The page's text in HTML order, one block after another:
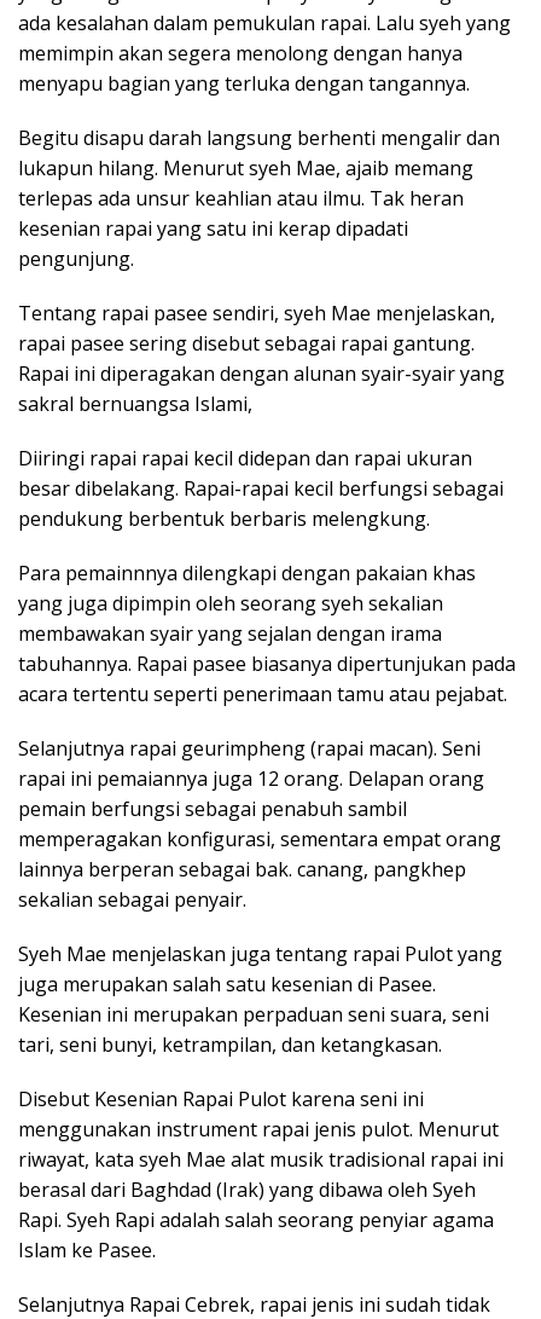
ada kesalahan dalam pemukulan rapai. Lalu syeh yang
memimpin akan segera menolong dengan hanya
menyapu bagian yang terluka dengan tangannya.
Begitu disapu darah langsung berhenti mengalir dan
lukapun hilang. Menurut syeh Mae, ajaib memang
terlepas ada unsur keahlian atau ilmu. Tak heran
kesenian rapai yang satu ini kerap dipadati
pengunjung.
Tentang rapai pasee sendiri, syeh Mae menjelaskan,
rapai pasee sering disebut sebagai rapai gantung.
Rapai ini diperagakan dengan alunan syair-syair yang
sakral bernuangsa Islami,
Diiringi rapai rapai kecil didepan dan rapai ukuran
besar dibelakang. Rapai-rapai kecil berfungsi sebagai
pendukung berbentuk berbaris melengkung.
Para pemainnnya dilengkapi dengan pakaian khas
yang juga dipimpin oleh seorang syeh sekalian
membawakan syair yang sejalan dengan irama
tabuhannya. Rapai pasee biasanya dipertunjukan pada
acara tertentu seperti penerimaan tamu atau pejabat.
Selanjutnya rapai geurimpheng (rapai macan). Seni
rapai ini pemaiannya juga 12 orang. Delapan orang
pemain berfungsi sebagai penabuh sambil
memperagakan konfigurasi, sementara empat orang
lainnya berperan sebagai bak. canang, pangkhep
sekalian sebagai penyair.
Syeh Mae menjelaskan juga tentang rapai Pulot yang
juga merupakan salah satu kesenian di Pasee.
Kesenian ini merupakan perpaduan seni suara, seni
tari, seni bunyi, ketrampilan, dan ketangkasan.
Disebut Kesenian Rapai Pulot karena seni ini
menggunakan instrument rapai jenis pulot. Menurut
riwayat, kata syeh Mae alat musik tradisional rapai ini
berasal dari Baghdad (Irak) yang dibawa oleh Syeh
Rapi. Syeh Rapi adalah salah seorang penyiar agama
Islam ke Pasee.
Selanjutnya Rapai Cebrek, rapai jenis ini sudah tidak